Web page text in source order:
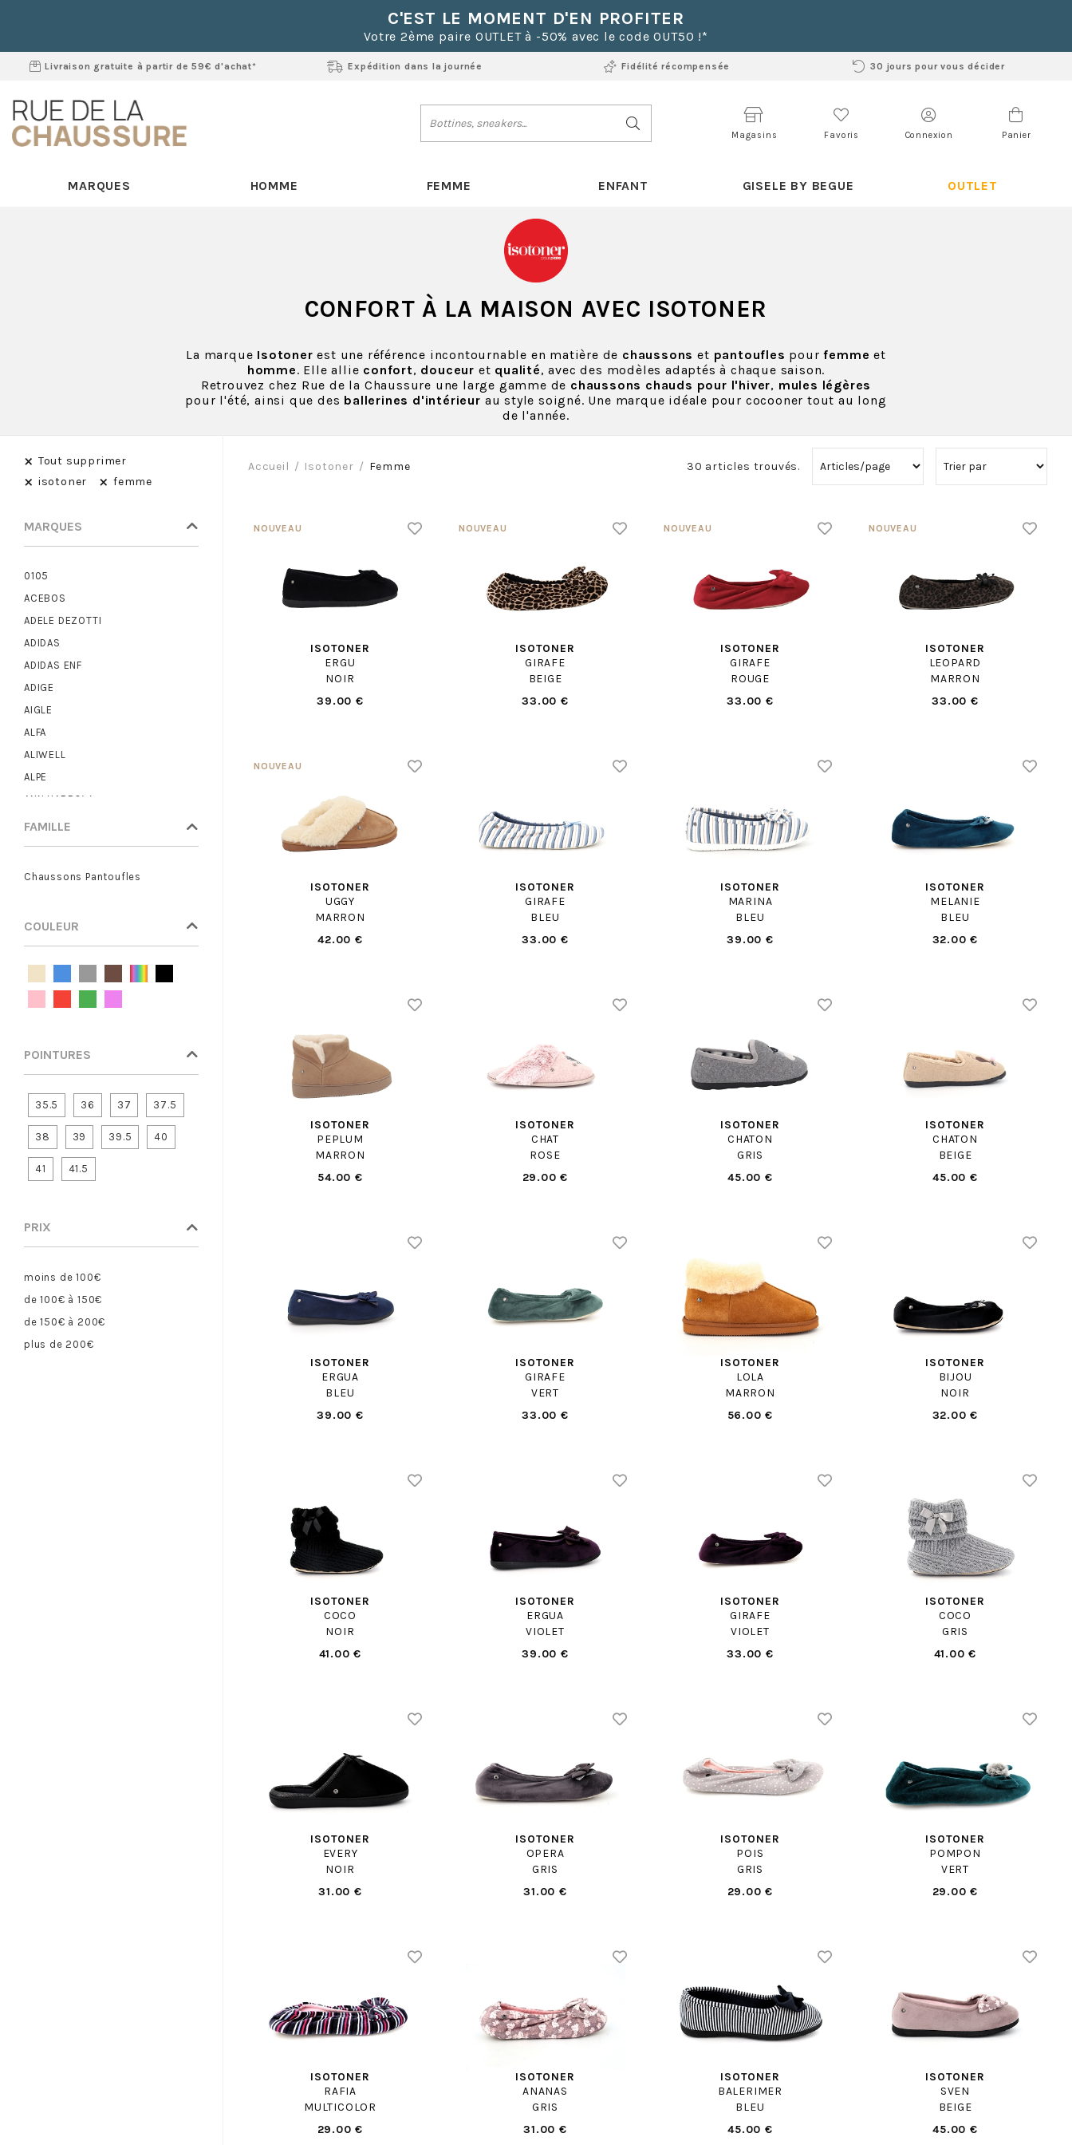
C'EST LE MOMENT D'EN PROFITER
Votre 2ème paire OUTLET à -50% avec le code OUT50 !*
Livraison gratuite à partir de 59€ d'achat* Expédition dans la journée Fidélité récompensée 30 jours pour vous décider
Magasins Favoris Connexion Panier
MARQUES HOMME FEMME ENFANT GISELE BY BEGUE OUTLET
CONFORT À LA MAISON AVEC ISOTONER
La marque Isotoner est une référence incontournable en matière de chaussons et pantoufles pourfemme et
homme. Elle allie confort, douceur et qualité, avec des modèles adaptés à chaque saison.
Retrouvez chez Rue de la Chaussure une large gamme de chaussons chauds pour l'hiver, mules légères
pour l'été, ainsi que des ballerines d'intérieur au style soigné. Une marque idéale pour cocooner tout au long
de l'année.
× Tout supprimer
× isotoner × femme
MARQUES
0105
ACEBOS
ADELE DEZOTTI
ADIDAS
ADIDAS ENF
ADIGE
AIGLE
ALFA
ALIWELL
ALPE
ANN HARROW
ANOTHER TREND
ARA
ASICS
BELLAMY PANT
BENSIMON
BIRKENSTOCK
BIRKENSTOCK ENF
BLUNDSTONE
BLUNDSTONE ENF
FAMILLE
Chaussons Pantoufles
COULEUR
POINTURES
35.5 36 37 37.5
38 39 39.5 40
41 41.5
PRIX
moins de 100€
de 100€ à 150€
de 150€ à 200€
plus de 200€
Accueil Isotoner Femme 30 articles trouvés.
ISOTONER
ERGU
NOIR
39.00 €
ISOTONER
GIRAFE
BEIGE
33.00 €
ISOTONER
GIRAFE
ROUGE
33.00 €
ISOTONER
LEOPARD
MARRON
33.00 €
ISOTONER
UGGY
MARRON
42.00 €
ISOTONER
GIRAFE
BLEU
33.00 €
ISOTONER
MARINA
BLEU
39.00 €
ISOTONER
MELANIE
BLEU
32.00 €
ISOTONER
PEPLUM
MARRON
54.00 €
ISOTONER
CHAT
ROSE
29.00 €
ISOTONER
CHATON
GRIS
45.00 €
ISOTONER
CHATON
BEIGE
45.00 €
ISOTONER
ERGUA
BLEU
39.00 €
ISOTONER
GIRAFE
VERT
33.00 €
ISOTONER
LOLA
MARRON
56.00 €
ISOTONER
BIJOU
NOIR
32.00 €
ISOTONER
COCO
NOIR
41.00 €
ISOTONER
ERGUA
VIOLET
39.00 €
ISOTONER
GIRAFE
VIOLET
33.00 €
ISOTONER
COCO
GRIS
41.00 €
ISOTONER
EVERY
NOIR
31.00 €
ISOTONER
OPERA
GRIS
31.00 €
ISOTONER
POIS
GRIS
29.00 €
ISOTONER
POMPON
VERT
29.00 €
ISOTONER
RAFIA
MULTICOLOR
29.00 €
ISOTONER
ANANAS
GRIS
31.00 €
ISOTONER
BALERIMER
BLEU
45.00 €
ISOTONER
SVEN
BEIGE
45.00 €